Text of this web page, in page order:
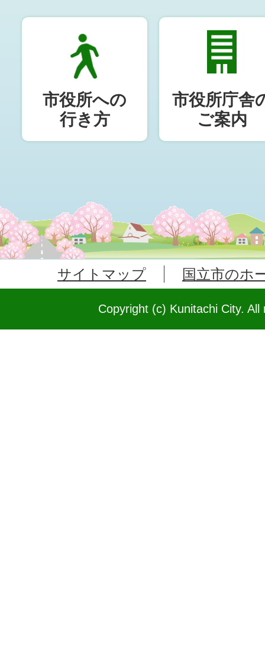
市役所への
行き方
市役所庁舎
ご案内
サイトマップ 国立市のホ
Copyright (c) Kunitachi City.